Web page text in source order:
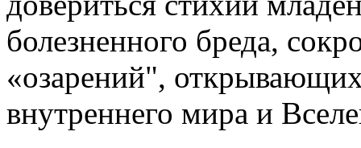
болезненного бреда,
«озарений",
внутреннего мира и